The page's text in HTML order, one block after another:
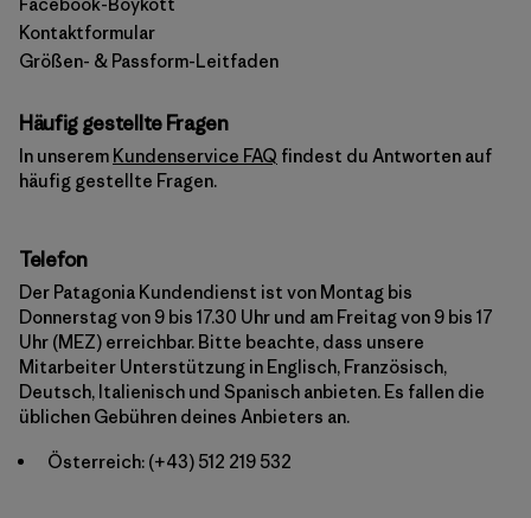
Kontaktformular
Größen- & Passform-Leitfaden
Häufig gestellte Fragen
In unserem Kundenservice FAQ findest du Antworten auf
häufig gestellte Fragen.
Telefon
Der Patagonia Kundendienst ist von Montag bis
Donnerstag von 9 bis 17.30 Uhr und am Freitag von 9 bis 17
Uhr (MEZ) erreichbar. Bitte beachte, dass unsere
Mitarbeiter Unterstützung in Englisch, Französisch,
Deutsch, Italienisch und Spanisch anbieten. Es fallen die
üblichen Gebühren deines Anbieters an.
Österreich: (+43) 512 219 532